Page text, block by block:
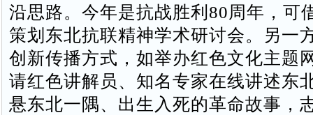
沿思路。今年是抗战胜利80周年，可
策划东北抗联精神学术研讨会。另一
创新传播方式，如举办红色文化主题
请红色讲解员、知名专家在线讲述东
悬东北一隅、出生入死的革命故事，